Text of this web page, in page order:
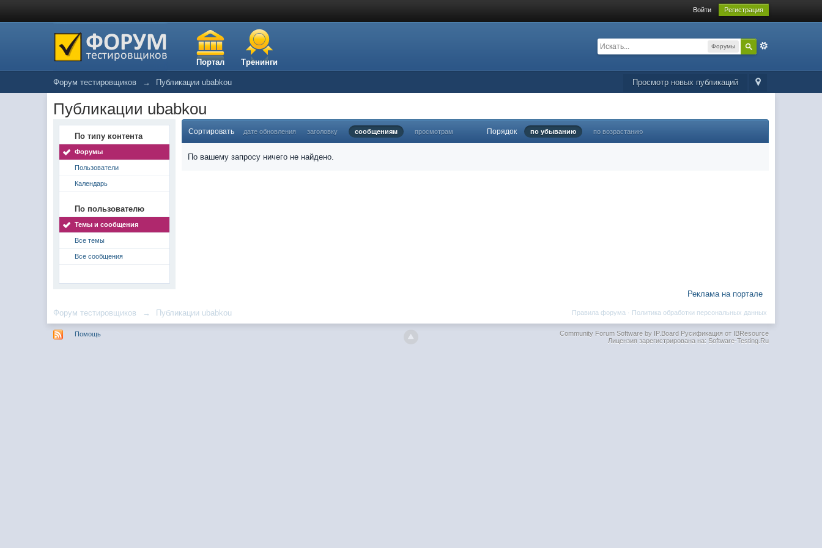
Войти Регистрация
Портал Тренинги
Форумы
Просмотр новых публикаций
Форум тестировщиков → Публикации ubabkou
Публикации ubabkou
По типу контента
Форумы
Пользователи
Календарь
По пользователю
Темы и сообщения
Все темы
Все сообщения
Сортировать дате обновления заголовку сообщениям просмотрам Порядок по убыванию по возрастанию
По вашему запросу ничего не найдено.
Реклама на портале
Форум тестировщиков → Публикации ubabkou Политика обработки персональных данных
Правила форума ·
Помощь Community Forum Software by IP.BoardРусификация от IBResource
Лицензия зарегистрирована на: Software-Testing.Ru